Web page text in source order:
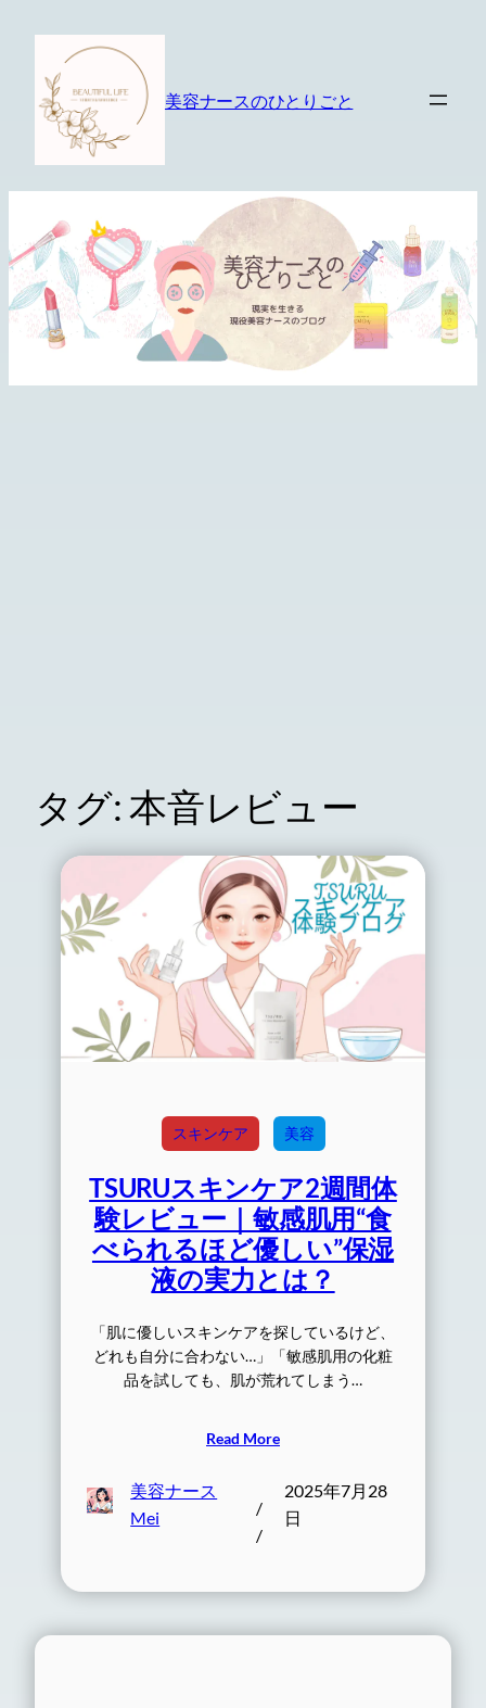
美容ナースのひとりごと
タグ:本音レビュー
スキンケア 美容
TSURUスキンケア2週間体
験レビュー｜敏感肌用“食
べられるほど優しい”保湿
液の実力とは？
「肌に優しいスキンケアを探しているけど、
どれも自分に合わない…」「敏感肌用の化粧
品を試しても、肌が荒れてしまう…
Read More
美容ナース
Mei
/
/
2025年7月28
日